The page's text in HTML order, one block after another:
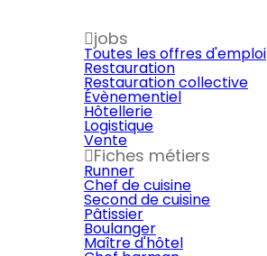
jobs
Toutes les offres d'emploi
Restauration
Restauration collective
Évènementiel
Hôtellerie
Logistique
Vente
Fiches métiers
Runner
Chef de cuisine
Second de cuisine
Pâtissier
Boulanger
Maître d'hôtel